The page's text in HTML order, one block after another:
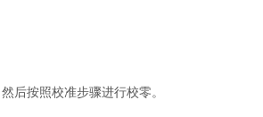
后按照校准步骤进行校零。